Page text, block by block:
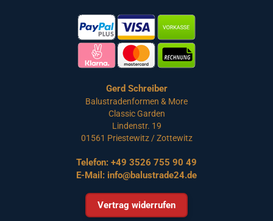
Gerd Schreiber
Balustradenformen & More
Classic Garden
Lindenstr. 19
01561 Priestewitz / Zottewitz
Telefon: +49 3526 755 90 49
E-Mail: info@balustrade24.de
Vertrag widerrufen